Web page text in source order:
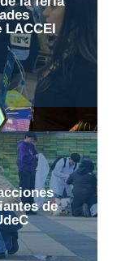
LACCEI
de